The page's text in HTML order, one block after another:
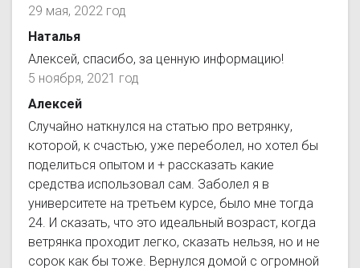
29 мая, 2022 год
Наталья
Алексей, спасибо, за ценную информацию!
5 ноября, 2021 год
Алексей
Случайно наткнулся на статью про ветрянку,
которой, к счастью, уже переболел, но хотел бы
поделиться опытом и + рассказать какие
средства использовал сам. Заболел я в
университете на третьем курсе, было мне тогда
24. И сказать, что это идеальный возраст, когда
ветрянка проходит легко, сказать нельзя, но и не
сорок как бы тоже. Вернулся домой с огромной